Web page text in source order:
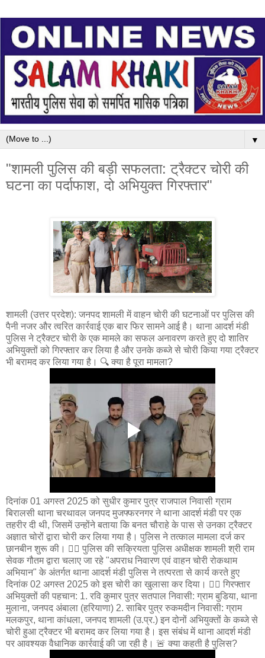
▼
"शामली पुलिस की बड़ी सफलता: ट्रैक्टर चोरी की
घटना का पर्दाफाश, दो अभियुक्त गिरफ्तार"
शामली (उत्तर प्रदेश): जनपद शामली में वाहन चोरी की घटनाओं पर पुलिस की
पैनी नजर और त्वरित कार्रवाई एक बार फिर सामने आई है। थाना आदर्श मंडी
पुलिस ने ट्रैक्टर चोरी के एक मामले का सफल अनावरण करते हुए दो शातिर
अभियुक्तों को गिरफ्तार कर लिया है और उनके कब्जे से चोरी किया गया ट्रैक्टर
भी बरामद कर लिया गया है। 🔍 क्या है पूरा मामला?
दिनांक 01 अगस्त 2025 को सुधीर कुमार पुत्र राजपाल निवासी ग्राम
बिरालसी थाना चरथावल जनपद मुजफ्फरनगर ने थाना आदर्श मंडी पर एक
तहरीर दी थी, जिसमें उन्होंने बताया कि बनत चौराहे के पास से उनका ट्रैक्टर
अज्ञात चोरों द्वारा चोरी कर लिया गया है। पुलिस ने तत्काल मामला दर्ज कर
छानबीन शुरू की। 👮‍♂️ पुलिस की सक्रियता पुलिस अधीक्षक शामली श्री राम
सेवक गौतम द्वारा चलाए जा रहे "अपराध निवारण एवं वाहन चोरी रोकथाम
अभियान" के अंतर्गत थाना आदर्श मंडी पुलिस ने तत्परता से कार्य करते हुए
दिनांक 02 अगस्त 2025 को इस चोरी का खुलासा कर दिया। 🧑‍⚖️ गिरफ्तार
अभियुक्तों की पहचान: 1. रवि कुमार पुत्र सतपाल निवासी: ग्राम बुडिया, थाना
मुलाना, जनपद अंबाला (हरियाणा) 2. साबिर पुत्र रुकमदीन निवासी: ग्राम
मलकपुर, थाना कांधला, जनपद शामली (उ.प्र.) इन दोनों अभियुक्तों के कब्जे से
चोरी हुआ ट्रैक्टर भी बरामद कर लिया गया है। इस संबंध में थाना आदर्श मंडी
पर आवश्यक वैधानिक कार्रवाई की जा रही है। 🚨 क्या कहती है पुलिस?